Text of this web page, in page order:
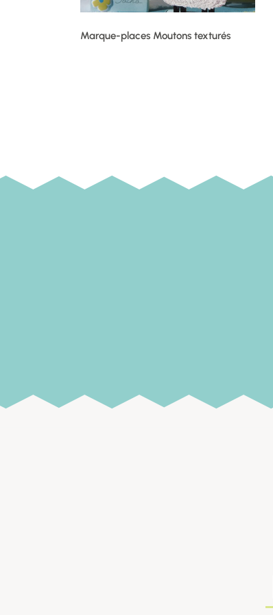
Marque-places Moutons texturés